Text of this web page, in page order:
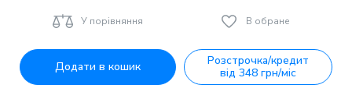
У порівняння В обране
Додати в кошик
Розстрочка/кредит
від 348 грн/міс